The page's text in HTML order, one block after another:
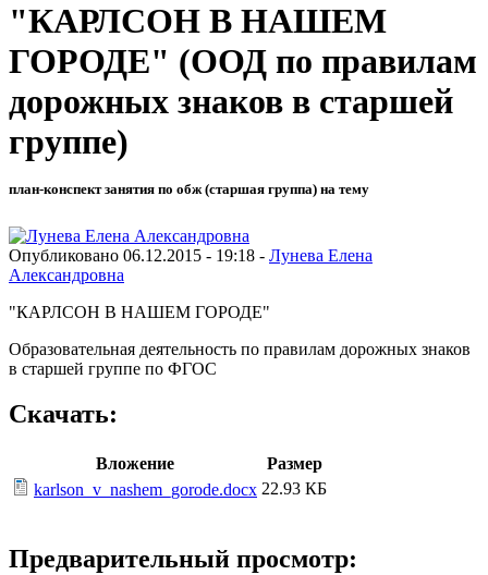
"КАРЛСОН В НАШЕМ
ГОРОДЕ" (ООД по правилам
дорожных знаков в старшей
группе)
план-конспект занятия по обж (старшая группа) на тему
Опубликовано 06.12.2015 - 19:18 - Лунева Елена
Александровна
"КАРЛСОН В НАШЕМ ГОРОДЕ"
Образовательная деятельность по правилам дорожных знаков
в старшей группе по ФГОС
Скачать:
Вложение
Размер
karlson_v_nashem_gorode.docx 22.93 КБ
Предварительный просмотр: